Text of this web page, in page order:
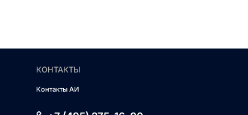
КОНТАКТЫ
Контакты АИ